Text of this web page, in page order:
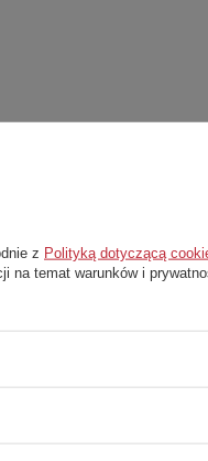
z Polityką dotyczącą
na temat warunków i